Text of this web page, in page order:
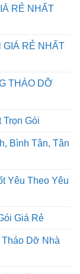
RẺ NHẤT
RẺ NHẤT
THÁO DỠ
Trọn Gói
Bình Tân, Tân
Yêu Theo Yêu
Giá Rẻ
Tháo Dỡ Nhà